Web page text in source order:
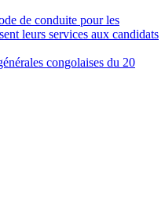
de conduite pour les
leurs services aux candidats
congolaises du 20